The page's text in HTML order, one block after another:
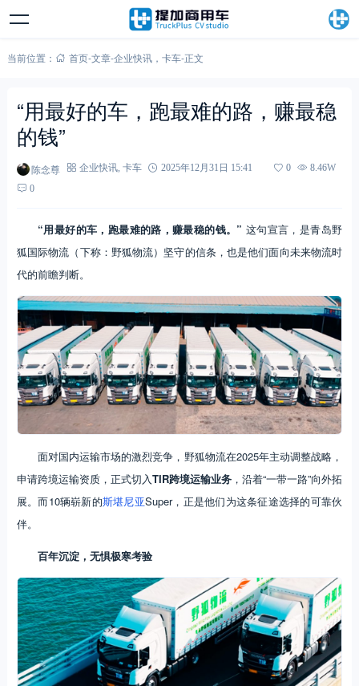
当前位置： 首页-文章-企业快讯， 卡车-正文
“用最好的车，跑最难的路，赚最稳
的钱”
陈念尊 企业快讯, 卡车 2025年12月31日 15:41 0
8.46W
0
“用最好的车，跑最难的路，赚最稳的钱。” 这句宣言，是青岛野
狐国际物流（下称：野狐物流）坚守的信条，也是他们面向未来物流时
代的前瞻判断。
面对国内运输市场的激烈竞争，野狐物流在2025年主动调整战略，
申请跨境运输资质，正式切入TIR跨境运输业务 ，沿着“一带一路”向外拓
展。而10辆崭新的斯堪尼亚Super，正是他们为这条征途选择的可靠伙
伴。
百年沉淀，无惧极寒考验